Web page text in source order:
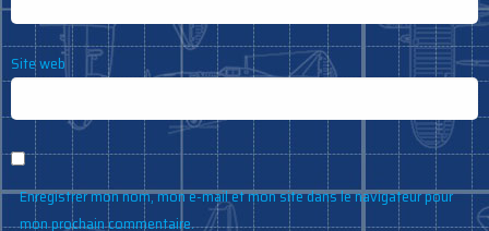
Site web
Enregistrer mon nom, mon e-mail et mon site dans le navigateur pour
mon prochain commentaire.